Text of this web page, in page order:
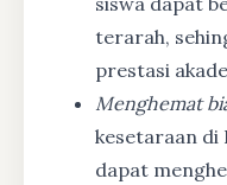
terarah,
prestasi
Menghemat
kesetaraan di
dapat